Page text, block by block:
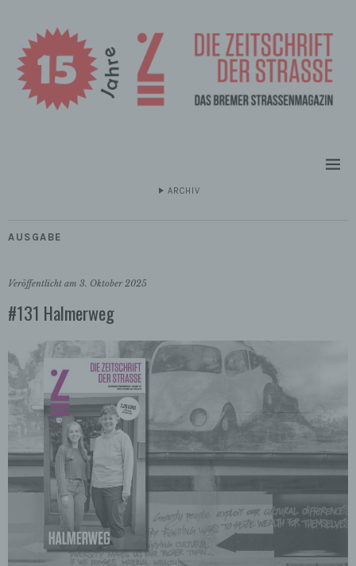
ARCHIV
AUSGABE
Veröffentlicht am 3. Oktober 2025
#131 Halmerweg